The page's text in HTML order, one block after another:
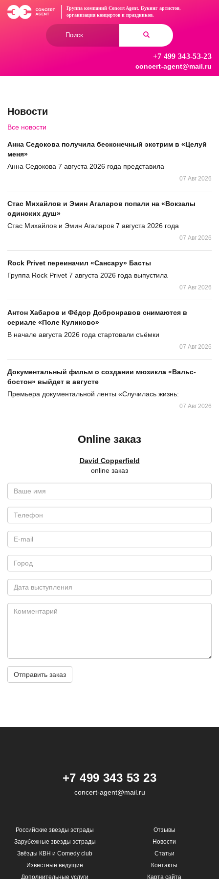
Перейти
Группа компаний Concert Agent. Букинг артистов,
организация концертов и праздников.
+7 499 343-53-23
concert-agent@mail.ru
Новости
Все новости
Анна Седокова получила бесконечный экстрим в «Целуй
меня»
Анна Седокова 7 августа 2026 года представила
07 Авг 2026
Стас Михайлов и Эмин Агаларов попали на «Вокзалы
одиноких душ»
Стас Михайлов и Эмин Агаларов 7 августа 2026 года
07 Авг 2026
Rock Privet переиначил «Сансару» Басты
Группа Rock Privet 7 августа 2026 года выпустила
07 Авг 2026
Антон Хабаров и Фёдор Добронравов снимаются в
сериале «Поле Куликово»
В начале августа 2026 года стартовали съёмки
07 Авг 2026
Документальный фильм о создании мюзикла «Вальс-
бостон» выйдет в августе
Премьера документальной ленты «Случилась жизнь:
07 Авг 2026
Online заказ
David Copperfield
online заказ
имя
*
mail
*
выступления
Отправить заказ
+7 499 343 53 23
concert-agent@mail.ru
Российские звезды эстрады
Зарубежные звезды эстрады
Звёзды КВН и Comedy club
Известные ведущие
Дополнительные услуги
Отзывы
Новости
Статьи
Контакты
Карта сайта